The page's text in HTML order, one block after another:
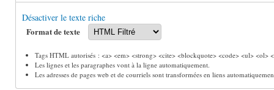
Désactiver le texte riche
Format de texte
Tags HTML autorisés : <a> <em> <strong> <cite> <blockquote> <code> <ul>
Les lignes et les paragraphes vont à la ligne automatiquement.
Les adresses de pages web et de courriels sont transformées en liens